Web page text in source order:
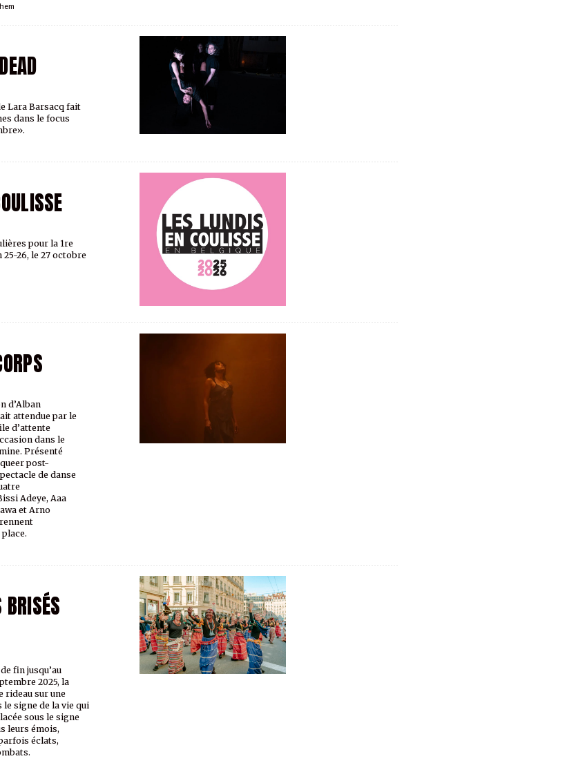
Lara Barsacq fait
dans le focus
pour la 1re
25-26, le 27 octobre
d’Alban
attendue par le
d’attente
dans le
Présenté
post-
de danse
Adeye, Aaa
et Arno
BRISÉS
fin jusqu’au
2025, la
rideau sur une
signe de la vie qui
sous le signe
leurs émois,
éclats,